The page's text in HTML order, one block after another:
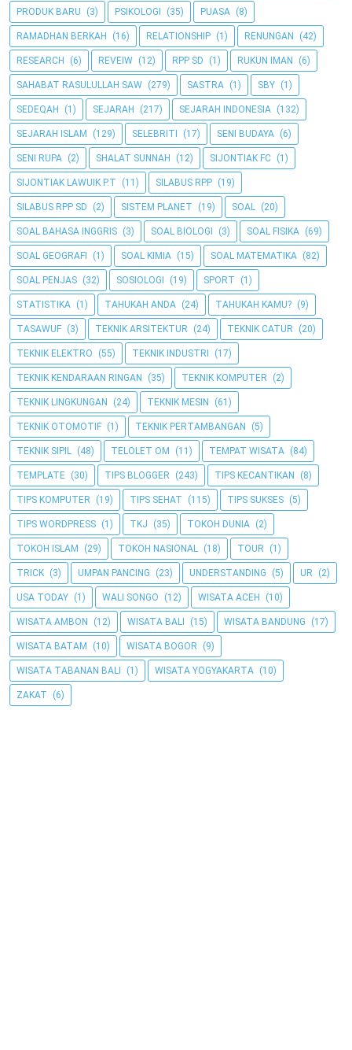
PRODUK BARU (3) PSIKOLOGI (35) PUASA (8)
RAMADHAN BERKAH (16) RELATIONSHIP (1) RENUNGAN (42)
RESEARCH (6) REVEIW (12) RPP SD (1) RUKUN IMAN (6)
SAHABAT RASULULLAH SAW (279) SASTRA (1) SBY (1)
SEDEQAH (1) SEJARAH (217) SEJARAH INDONESIA (132)
SEJARAH ISLAM (129) SELEBRITI (17) SENI BUDAYA (6)
SENI RUPA (2) SHALAT SUNNAH (12) SIJONTIAK FC (1)
SIJONTIAK LAWUIK P.T (11) SILABUS RPP (19)
SILABUS RPP SD (2) SISTEM PLANET (19) SOAL (20)
SOAL BAHASA INGGRIS (3) SOAL BIOLOGI (3) SOAL FISIKA (69)
SOAL GEOGRAFI (1) SOAL KIMIA (15) SOAL MATEMATIKA (82)
SOAL PENJAS (32) SOSIOLOGI (19) SPORT (1)
STATISTIKA (1) TAHUKAH ANDA (24) TAHUKAH KAMU? (9)
TASAWUF (3) TEKNIK ARSITEKTUR (24) TEKNIK CATUR (20)
TEKNIK ELEKTRO (55) TEKNIK INDUSTRI (17)
TEKNIK KENDARAAN RINGAN (35) TEKNIK KOMPUTER (2)
TEKNIK LINGKUNGAN (24) TEKNIK MESIN (61)
TEKNIK OTOMOTIF (1) TEKNIK PERTAMBANGAN (5)
TEKNIK SIPIL (48) TELOLET OM (11) TEMPAT WISATA (84)
TEMPLATE (30) TIPS BLOGGER (243) TIPS KECANTIKAN (8)
TIPS KOMPUTER (19) TIPS SEHAT (115) TIPS SUKSES (5)
TIPS WORDPRESS (1) TKJ (35) TOKOH DUNIA (2)
TOKOH ISLAM (29) TOKOH NASIONAL (18) TOUR (1)
TRICK (3) UMPAN PANCING (23) UNDERSTANDING (5) UR (2)
USA TODAY (1) WALI SONGO (12) WISATA ACEH (10)
WISATA AMBON (12) WISATA BALI (15) WISATA BANDUNG (17)
WISATA BATAM (10) WISATA BOGOR (9)
WISATA TABANAN BALI (1) WISATA YOGYAKARTA (10)
ZAKAT (6)